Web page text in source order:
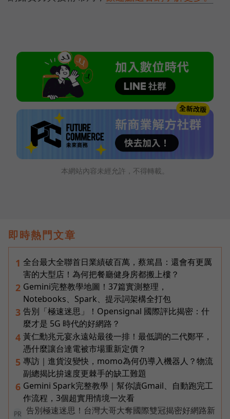
本網站內容未經允許，不得轉載。
即時熱門文章
1 全台最大全聯首日業績破百萬，蔡篤昌：還會有更厲
害的大型店！為何把餐廳健身房都搬上樓？
2 Gemini完整教學地圖！37篇實測整理，
Notebooks、Spark、提示詞架構全打包
3 告別「極速迷思」！Opensignal 國際評比揭密：什
麼才是 5G 時代的好網路？
4 黃仁勳兆元宴永遠站最後一排！最低調的二代鄭平，
憑什麼讓台達電被市場重新定價？
5 專訪｜進貨沒變快，momo為何仍導入機器人？物流
副總揭比拚速度更棘手的缺工難題
6 Gemini Spark完整教學｜幫你讀Gmail、自動跑完工
作流程，3個超實用情境一次看
PR
告別極速迷思！台灣大哥大奪國際雙冠揭密好網路新